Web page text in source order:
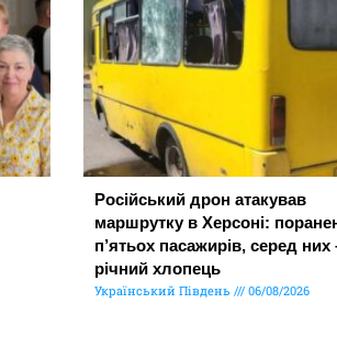
Російський дрон атакував
маршрутку в Херсоні:
п’ятьох пасажирів, серед них
річний хлопець
Український Південь 06/08/2026